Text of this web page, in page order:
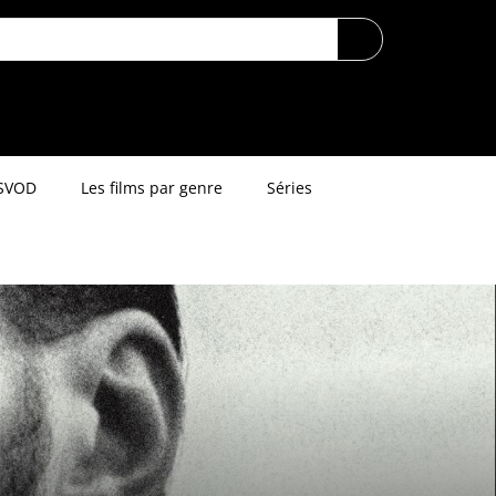
Les films par genre Séries